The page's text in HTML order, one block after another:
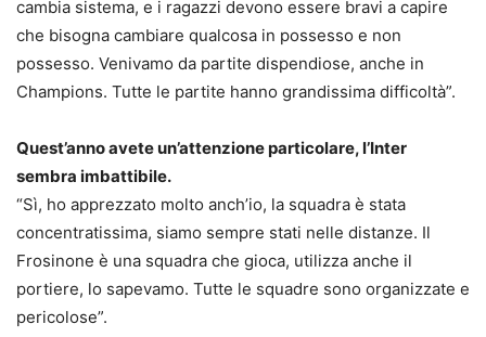
cambia sistema, e i ragazzi devono essere bravi a capire
che bisogna cambiare qualcosa in possesso e non
possesso. Venivamo da partite dispendiose, anche in
Champions. Tutte le partite hanno grandissima difficoltà”.
Quest’anno avete un’attenzione particolare, l’Inter
sembra imbattibile.
“Sì, ho apprezzato molto anch’io, la squadra è stata
concentratissima, siamo sempre stati nelle distanze. Il
Frosinone è una squadra che gioca, utilizza anche il
portiere, lo sapevamo. Tutte le squadre sono organizzate e
pericolose”.